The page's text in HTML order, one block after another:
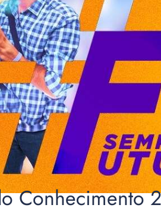
Conhecimento